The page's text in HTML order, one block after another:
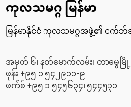
ကုလသမဂ္ဂ မြန်မာ
မြန်မာနိုင်ငံ ကုလသမဂ္ဂအဖွဲ့၏ ဝက်
အမှတ် ၆၊ နတ်မောက်လမ်း၊ တာမွေမြို့န
ဖုန်း +၉၅ ၁ ၅၄၂၉၁၁-၉
ဖက်စ် +၉၅ ၁ ၅၄၅၆၃၄၊ ၅၄၄၅၃၁